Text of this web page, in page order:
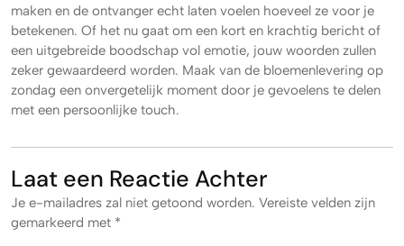
maken en de ontvanger echt laten voelen hoeveel ze voor je
betekenen. Of het nu gaat om een kort en krachtig bericht of
een uitgebreide boodschap vol emotie, jouw woorden zullen
zeker gewaardeerd worden. Maak van de bloemenlevering op
zondag een onvergetelijk moment door je gevoelens te delen
met een persoonlijke touch.
Laat een Reactie Achter
Je e-mailadres zal niet getoond worden. Vereiste velden zijn
gemarkeerd met *